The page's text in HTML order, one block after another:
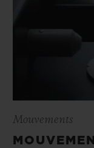
Mouvements